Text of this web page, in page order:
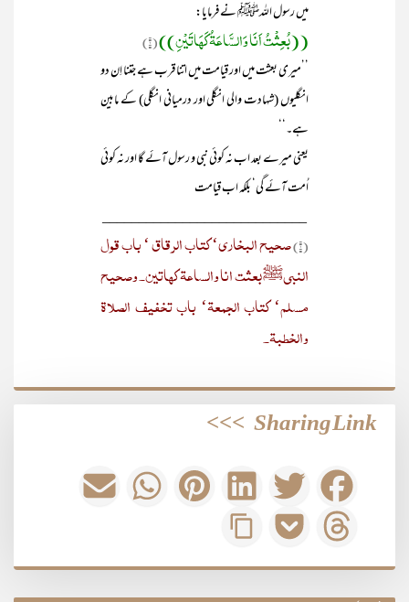
میں رسول اللہﷺ نے فرمایا:
((بُعِثْتُ اَنَا وَالسَّاعَۃُ کَھَاتَیْنِ))(۱)
’’میری بعثت میں اور قیامت میں اتنا قرب ہے جتنا اِن دو
انگلیوں (شہادت والی انگلی اور درمیانی انگلی) کے مابین
ہے۔‘‘
یعنی میرے بعد اب نہ کوئی نبی و رسول آئے گا اور نہ کوئی
اُمت آئے گی‘ بلکہ اب قیامت
____________________________
(۱) صحیح البخاری‘ کتاب الرقاق ‘ باب قول
النبیﷺ بعثت انا والساعۃ کھاتین۔ وصحیح
مسلم‘ کتاب الجمعۃ‘ باب تخفیف الصلاۃ
والخطبۃ۔
Sharing Link
>>>